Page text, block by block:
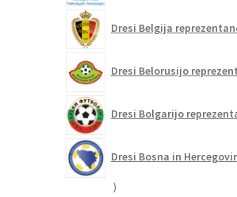
Dresi Belgija
Dresi Belorusijo
Dresi Bolgarijo
Dresi Bosna in
20